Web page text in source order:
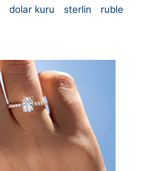
dolar kuru sterlin
ruble